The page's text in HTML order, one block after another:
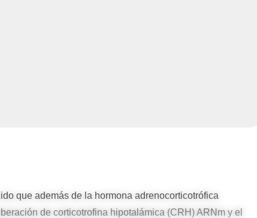
que además de la hormona adrenocorticotrófica
de corticotrofina hipotalámica (CRH) ARNm y el